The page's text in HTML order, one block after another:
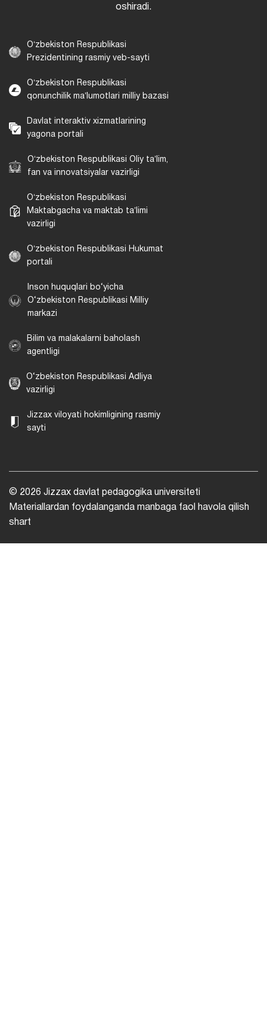
oshiradi.
Oʻzbekiston Respublikasi
Prezidentining rasmiy veb-sayti
Oʻzbekiston Respublikasi
qonunchilik maʼlumotlari milliy bazasi
Davlat interaktiv xizmatlarining
yagona portali
Oʻzbekiston Respublikasi Oliy taʼlim,
fan va innovatsiyalar vazirligi
Oʻzbekiston Respublikasi
Maktabgacha va maktab taʼlimi
vazirligi
Oʻzbekiston Respublikasi Hukumat
portali
Inson huquqlari bo‘yicha
O‘zbekiston Respublikasi Milliy
markazi
Bilim va malakalarni baholash
agentligi
O‘zbekiston Respublikasi Adliya
vazirligi
Jizzax viloyati hokimligining rasmiy
sayti
© 2026 Jizzax davlat pedagogika universiteti
Materiallardan foydalanganda manbaga faol havola qilish
shart